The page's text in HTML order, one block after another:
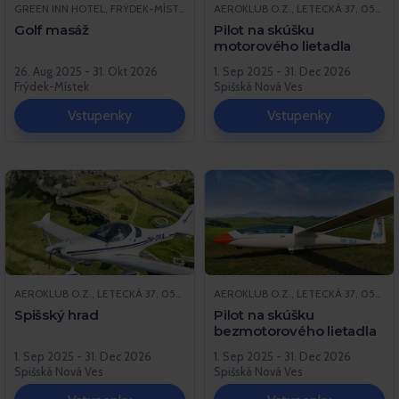
Golf masáž
26. Aug 2025 - 31. Okt 2026
Frýdek-Místek
Vstupenky
Pilot na skúšku
motorového lietadla
1. Sep 2025 - 31. Dec 2026
Spišská Nová Ves
Vstupenky
AEROKLUB O.Z., LETECKÁ 37, 052 01 SPIŠSKÁ NOVÁ VES
Spišský hrad
1. Sep 2025 - 31. Dec 2026
Spišská Nová Ves
AEROKLUB O.Z., LETECKÁ 37, 052 01 SPIŠSKÁ NOVÁ VES
Pilot na skúšku
bezmotorového lietadla
1. Sep 2025 - 31. Dec 2026
Spišská Nová Ves